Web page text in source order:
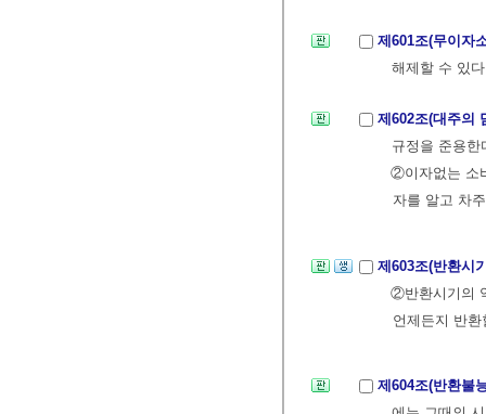
제601조(무이자
해제할 수 있
제602조(대주의
규정을 준용한
②이자없는 소
자를 알고 차
제603조(반환시
②반환시기의
언제든지 반
제604조(반환불